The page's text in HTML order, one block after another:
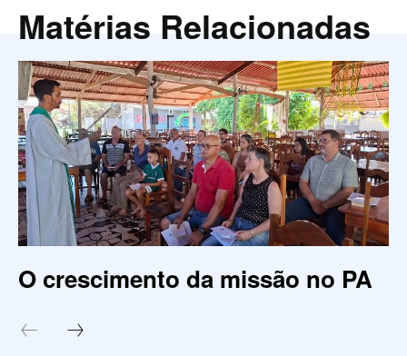
Matérias Relacionadas
O crescimento da missão no PA